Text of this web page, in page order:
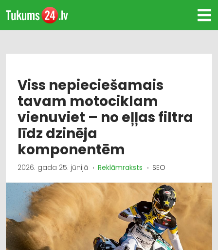
Viss nepieciešamais
tavam motociklam
vienuviet – no eļļas filtra
līdz dzinēja
komponentēm
2026. gada 25. jūnijā Reklāmraksts SEO